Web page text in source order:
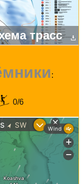
трасс
:
0/6